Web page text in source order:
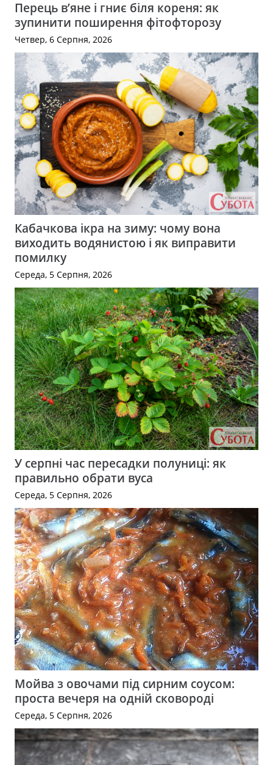
Перець в’яне і гниє біля кореня: як
зупинити поширення фітофторозу
Четвер, 6 Серпня, 2026
Кабачкова ікра на зиму: чому вона
виходить водянистою і як виправити
помилку
Середа, 5 Серпня, 2026
У серпні час пересадки полуниці: як
правильно обрати вуса
Середа, 5 Серпня, 2026
Мойва з овочами під сирним соусом:
проста вечеря на одній сковороді
Середа, 5 Серпня, 2026